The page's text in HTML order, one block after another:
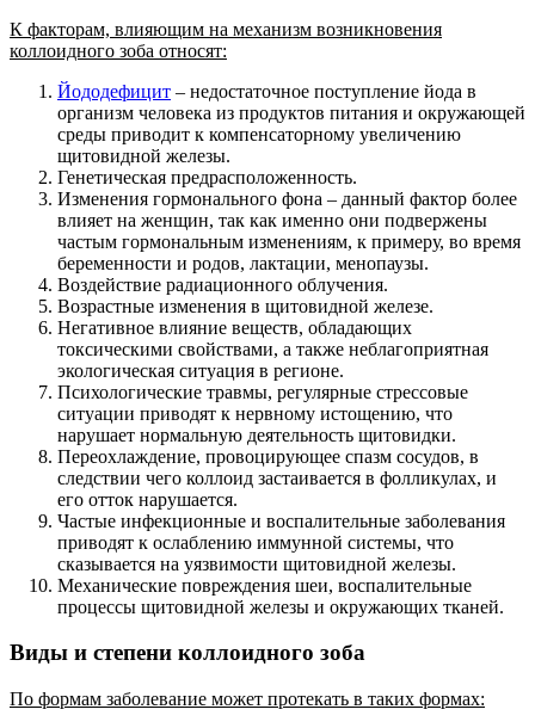
К факторам, влияющим на механизм возникновения
коллоидного зоба относят:
Йододефицит – недостаточное поступление йода в
организм человека из продуктов питания и окружающей
среды приводит к компенсаторному увеличению
щитовидной железы.
Генетическая предрасположенность.
Изменения гормонального фона – данный фактор более
влияет на женщин, так как именно они подвержены
частым гормональным изменениям, к примеру, во время
беременности и родов, лактации, менопаузы.
Воздействие радиационного облучения.
Возрастные изменения в щитовидной железе.
Негативное влияние веществ, обладающих
токсическими свойствами, а также неблагоприятная
экологическая ситуация в регионе.
Психологические травмы, регулярные стрессовые
ситуации приводят к нервному истощению, что
нарушает нормальную деятельность щитовидки.
Переохлаждение, провоцирующее спазм сосудов, в
следствии чего коллоид застаивается в фолликулах, и
его отток нарушается.
Частые инфекционные и воспалительные заболевания
приводят к ослаблению иммунной системы, что
сказывается на уязвимости щитовидной железы.
Механические повреждения шеи, воспалительные
процессы щитовидной железы и окружающих тканей.
Виды и степени коллоидного зоба
По формам заболевание может протекать в таких формах: